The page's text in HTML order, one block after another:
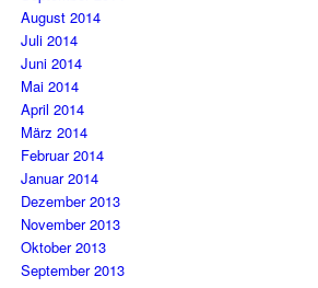
August 2014
Juli 2014
Juni 2014
Mai 2014
April 2014
März 2014
Februar 2014
Januar 2014
Dezember 2013
November 2013
Oktober 2013
September 2013